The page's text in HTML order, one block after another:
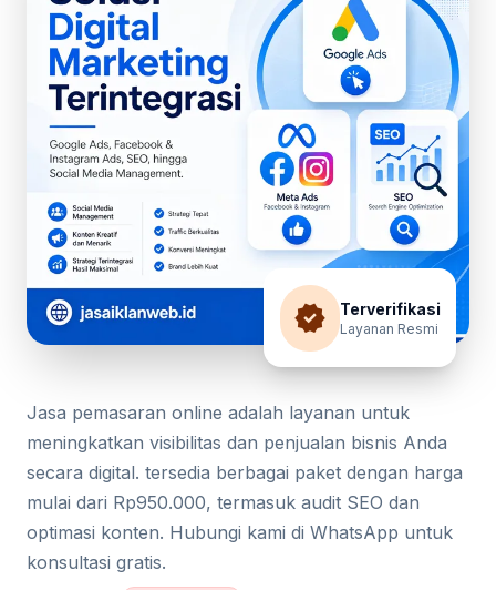
verified Terverifikasi
Layanan Resmi
Jasa pemasaran online adalah layanan untuk
meningkatkan visibilitas dan penjualan bisnis Anda
secara digital. tersedia berbagai paket dengan harga
mulai dari Rp950.000, termasuk audit SEO dan
optimasi konten. Hubungi kami di WhatsApp untuk
konsultasi gratis.